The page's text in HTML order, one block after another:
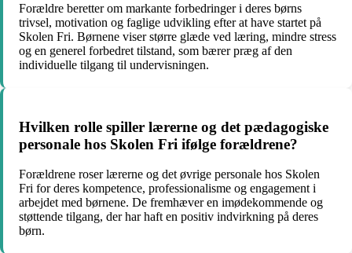
Forældre beretter om markante forbedringer i deres børns
trivsel, motivation og faglige udvikling efter at have startet på
Skolen Fri. Børnene viser større glæde ved læring, mindre stress
og en generel forbedret tilstand, som bærer præg af den
individuelle tilgang til undervisningen.
Hvilken rolle spiller lærerne og det pædagogiske
personale hos Skolen Fri ifølge forældrene?
Forældrene roser lærerne og det øvrige personale hos Skolen
Fri for deres kompetence, professionalisme og engagement i
arbejdet med børnene. De fremhæver en imødekommende og
støttende tilgang, der har haft en positiv indvirkning på deres
børn.